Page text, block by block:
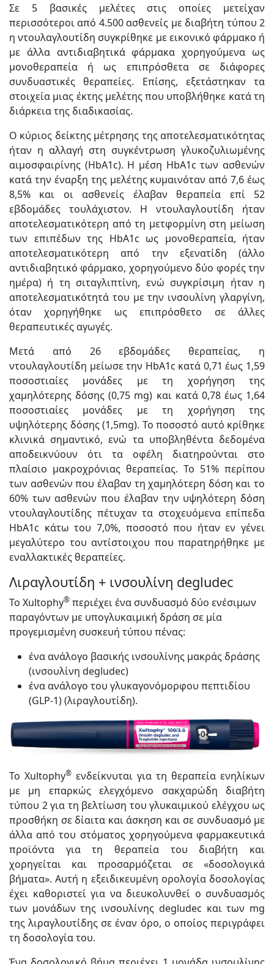
Σε 5 βασικές μελέτες στις οποίες μετείχαν
περισσότεροι από 4.500 ασθενείς με διαβήτη τύπου 2
η ντουλαγλουτίδη συγκρίθηκε με εικονικό φάρμακο ή
με άλλα αντιδιαβητικά φάρμακα χορηγούμενα ως
μονοθεραπεία ή ως επιπρόσθετα σε διάφορες
συνδυαστικές θεραπείες. Επίσης, εξετάστηκαν τα
στοιχεία μιας έκτης μελέτης που υποβλήθηκε κατά τη
διάρκεια της διαδικασίας.
Ο κύριος δείκτης μέτρησης της αποτελεσματικότητας
ήταν η αλλαγή στη συγκέντρωση γλυκοζυλιωμένης
αιμοσφαιρίνης (HbA1c). Η μέση HbA1c των ασθενών
κατά την έναρξη της μελέτης κυμαινόταν από 7,6 έως
8,5% και οι ασθενείς έλαβαν θεραπεία επί 52
εβδομάδες τουλάχιστον. Η ντουλαγλουτίδη ήταν
αποτελεσματικότερη από τη μετφορμίνη στη μείωση
των επιπέδων της HbA1c ως μονοθεραπεία, ήταν
αποτελεσματικότερη από την εξενατίδη (άλλο
αντιδιαβητικό φάρμακο, χορηγούμενο δύο φορές την
ημέρα) ή τη σιταγλιπτίνη, ενώ συγκρίσιμη ήταν η
αποτελεσματικότητά του με την ινσουλίνη γλαργίνη,
όταν χορηγήθηκε ως επιπρόσθετο σε άλλες
θεραπευτικές αγωγές.
Μετά από 26 εβδομάδες θεραπείας, η
ντουλαγλουτίδη μείωσε την HbA1c κατά 0,71 έως 1,59
ποσοστιαίες μονάδες με τη χορήγηση της
χαμηλότερης δόσης (0,75 mg) και κατά 0,78 έως 1,64
ποσοστιαίες μονάδες με τη χορήγηση της
υψηλότερης δόσης (1,5mg). Το ποσοστό αυτό κρίθηκε
κλινικά σημαντικό, ενώ τα υποβληθέντα δεδομένα
αποδεικνύουν ότι τα οφέλη διατηρούνται στο
πλαίσιο μακροχρόνιας θεραπείας. Το 51% περίπου
των ασθενών που έλαβαν τη χαμηλότερη δόση και το
60% των ασθενών που έλαβαν την υψηλότερη δόση
ντουλαγλουτίδης πέτυχαν τα στοχευόμενα επίπεδα
HbA1c κάτω του 7,0%, ποσοστό που ήταν εν γένει
μεγαλύτερο του αντίστοιχου που παρατηρήθηκε με
εναλλακτικές θεραπείες.
Λιραγλουτίδη + ινσουλίνη degludec
Το Xultophy® περιέχει ένα συνδυασμό δύο ενέσιμων
παραγόντων με υπογλυκαιμική δράση σε μία
προγεμισμένη συσκευή τύπου πένας:
ένα ανάλογο βασικής ινσουλίνης μακράς δράσης
(ινσουλίνη degludec)
ένα ανάλογο του γλυκαγονόμορφου πεπτιδίου
(GLP-1) (λιραγλουτίδη).
To Xultophy® ενδείκνυται για τη θεραπεία ενηλίκων
με μη επαρκώς ελεγχόμενο σακχαρώδη διαβήτη
τύπου 2 για τη βελτίωση του γλυκαιμικού ελέγχου ως
προσθήκη σε δίαιτα και άσκηση και σε συνδυασμό με
άλλα από του στόματος χορηγούμενα φαρμακευτικά
προϊόντα για τη θεραπεία του διαβήτη και
χορηγείται και προσαρμόζεται σε «δοσολογικά
βήματα». Αυτή η εξειδικευμένη ορολογία δοσολογίας
έχει καθοριστεί για να διευκολυνθεί ο συνδυασμός
των μονάδων της ινσουλίνης degludec και των mg
της λιραγλουτίδης σε έναν όρο, ο οποίος περιγράφει
τη δοσολογία του.